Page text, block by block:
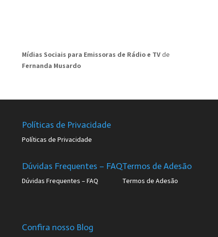
Mídias Sociais para Emissoras de Rádio e TVde
Fernanda Musardo
Políticas de Privacidade
Políticas de Privacidade
Dúvidas Frequentes – FAQ
Dúvidas Frequentes – FAQ
Termos de Adesão
Termos de Adesão
Confira nosso Blog